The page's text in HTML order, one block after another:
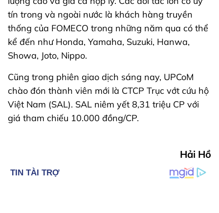
tín trong và ngoài nước là khách hàng truyền
thống của FOMECO trong những năm qua có thể
kể đến như Honda, Yamaha, Suzuki, Hanwa,
Showa, Joto, Nippo.
Cũng trong phiên giao dịch sáng nay, UPCoM
chào đón thành viên mới là CTCP Trục vớt cứu hộ
Việt Nam (SAL). SAL niêm yết 8,31 triệu CP với
giá tham chiếu 10.000 đồng/CP.
Hải Hồ